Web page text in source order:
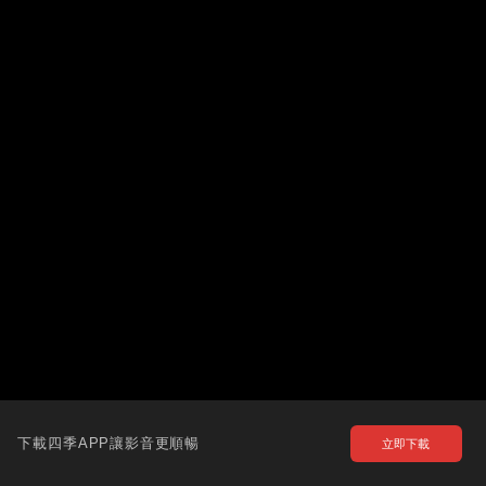
下載四季APP讓影音更順暢 立即下載